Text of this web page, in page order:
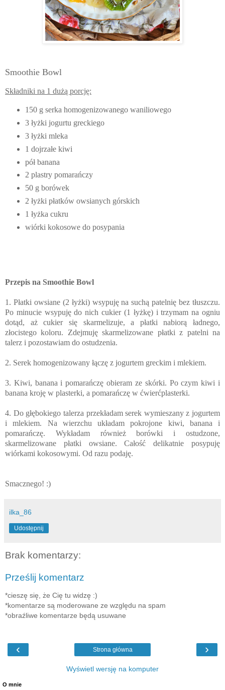
Smoothie Bowl
Składniki na 1 dużą porcję:
150 g serka homogenizowanego waniliowego
3 łyżki jogurtu greckiego
3 łyżki mleka
1 dojrzałe kiwi
pół banana
2 plastry pomarańczy
50 g borówek
2 łyżki płatków owsianych górskich
1 łyżka cukru
wiórki kokosowe do posypania
Przepis na Smoothie Bowl
1. Płatki owsiane (2 łyżki) wsypuję na suchą patelnię bez tłuszczu.
Po minucie wsypuję do nich cukier (1 łyżkę) i trzymam na ogniu
dotąd, aż cukier się skarmelizuje, a płatki nabiorą ładnego,
złocistego koloru. Zdejmuję skarmelizowane płatki z patelni na
talerz i pozostawiam do ostudzenia.
2. Serek homogenizowany łączę z jogurtem greckim i mlekiem.
3. Kiwi, banana i pomarańczę obieram ze skórki. Po czym kiwi i
banana kroję w plasterki, a pomarańczę w ćwierćplasterki.
4. Do głębokiego talerza przekładam serek wymieszany z jogurtem
i mlekiem. Na wierzchu układam pokrojone kiwi, banana i
pomarańczę. Wykładam również borówki i ostudzone,
skarmelizowane płatki owsiane. Całość delikatnie posypuję
wiórkami kokosowymi. Od razu podaję.
Smacznego! :)
ilka_86
Udostępnij
Brak komentarzy:
Prześlij komentarz
*cieszę się, że Cię tu widzę :)
*komentarze są moderowane ze względu na spam
*obraźliwe komentarze będą usuwane
‹ ›
Strona główna
Wyświetl wersję na komputer
O mnie